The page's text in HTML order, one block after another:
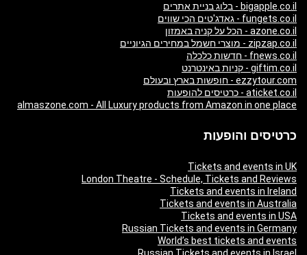
bigapple.co.il - בלוג בניית אתרים
fungets.co.il - גאדג'טים הכי שווים
azone.co.il - הכל על קניה באמזון
zipzap.co.il - מוצרי חשמל במחירים הגיוניים
fnews.co.il - חדשות כלכלה
giftim.co.il - קניות באינטרנט
ezzytour.com - חופשות בארץ ובעולם
aticket.co.il - כרטיסים להופעות
almaszone.com - All Luxury products from Amazon in one place
כרטיסים והופעות
Tickets and events in UK
London Theatre - Schedule, Tickets and Reviews
Tickets and events in Ireland
Tickets and events in Australia
Tickets and events in USA
Russian Tickets and events in Germany
World’s best tickets and events